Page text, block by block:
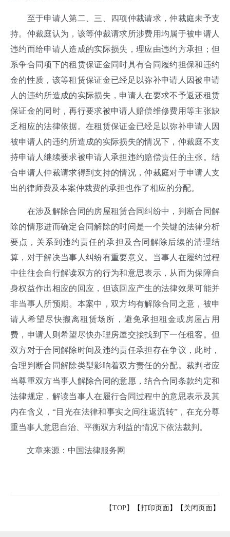
至于申请人第二、三、四项仲裁请求，仲裁庭未予支
持。仲裁庭认为，该等仲裁请求所涉费用均属于被申请人
违约而给申请人造成的实际损失，理应由违约方承担；但
系争合同项下的租赁保证金同时具有合同履约担保和违约
金的性质，该等租赁保证金已经足以弥补申请人因被申请
人的违约所造成的实际损失，申请人在要求不予返还租赁
保证金的同时，再行要求被申请人赔偿维修费用等主张缺
乏相应的法律依据。在租赁保证金已经足以弥补申请人因
被申请人的违约所造成的实际损失的情况下，仲裁庭不支
持申请人继续要求被申请人承担违约赔偿责任的主张。结
合申请人仲裁请求得到支持的情况，仲裁庭对于申请人支
出的律师费及本案仲裁费的承担也作了相应的分配。
在涉及解除合同的房屋租赁合同纠纷中，判断合同解
除的情形进而确定合同解除的时间是一个关键的法律分析
要点，关系到违约责任的承担及合同解除后续的清理结
算，对于解决当事人纠纷有重要意义。当事人在履约过程
中往往会自行解读双方的行为和意思表示，从而为保障自
身权益作出相应的回应，但该回应产生的法律效果可能并
非当事人所预期。本案中，双方均有解除合同之意，被申
请人希望尽快搬离租赁场所，避免承担租金或房屋占用
费，申请人则希望尽快办理房屋交接找到下一任租客。但
双方对于合同解除时间及违约责任承担存在争议，此时，
合理判断合同解除类型影响着双方责任的分配。裁判者应
当尊重双方当事人解除合同的意愿，结合合同条款约定和
法律规定，解读当事人在履行合同过程中的意思表示及其
内在含义，“目光在法律和事实之间往返流转”，在充分尊
重当事人意思自治、平衡双方利益的情况下依法裁判。
文章来源：中国法律服务网
【TOP】 【打印页面 】【 关闭页面 】